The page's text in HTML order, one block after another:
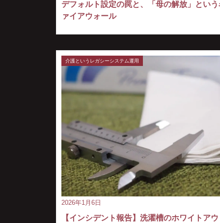
デフォルト設定の罠と、「母の解放」とい
ァイアウォール
2026年1月6日
介護というレガシーシステム運用
【インシデント報告】洗濯槽のホワイトア